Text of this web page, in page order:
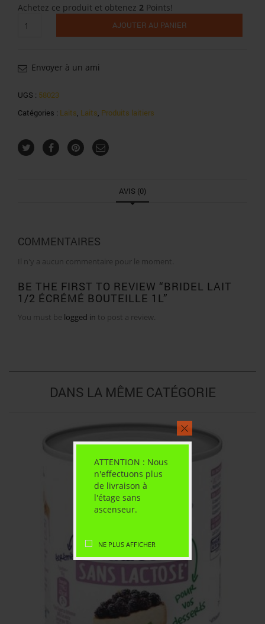
ATTENTION : Nous
n'effectuons plus
de livraison à
l'étage sans
ascenseur.
NE PLUS AFFICHER
Achetez ce produit et obtenez 2 Points!
de
1/2
bouteille
1l
AJOUTER AU PANIER
Envoyer à un ami
UGS : 58023
Catégories : Laits, Laits, Produits laitiers
AVIS (0)
COMMENTAIRES
Il n'y a aucun commentaire pour le moment.
BE THE FIRST TO REVIEW “BRIDEL LAIT
1/2 ÉCRÉMÉ BOUTEILLE 1L”
You must be logged in to post a review.
DANS LA MÊME CATÉGORIE